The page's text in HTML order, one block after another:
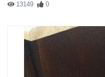
13149 0